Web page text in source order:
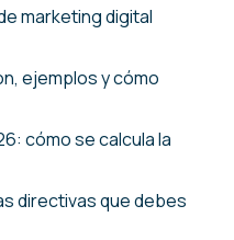
marketing digital
ejemplos y cómo
cómo se calcula la
directivas que debes